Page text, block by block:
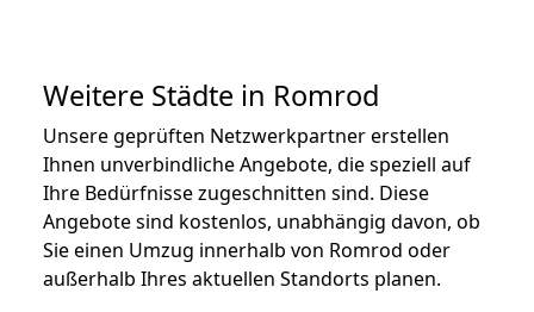
Weitere Städte in Romrod
Unsere geprüften Netzwerkpartner erstellen
Ihnen unverbindliche Angebote, die speziell auf
Ihre Bedürfnisse zugeschnitten sind. Diese
Angebote sind kostenlos, unabhängig davon, ob
Sie einen Umzug innerhalb von Romrod oder
außerhalb Ihres aktuellen Standorts planen.